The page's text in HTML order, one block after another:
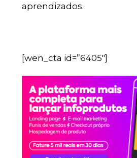
aprendizados.
[wen_cta id=”6405″]